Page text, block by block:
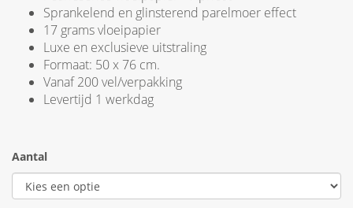
Sprankelend en glinsterend parelmoer effect
17 grams vloeipapier
Luxe en exclusieve uitstraling
Formaat: 50 x 76 cm.
Vanaf 200 vel/verpakking
Levertijd 1 werkdag
Aantal